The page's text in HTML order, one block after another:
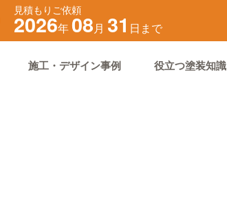
見積もりご依頼
2026年08月 31 日まで
施工・デザイン事例 役立つ塗装知識